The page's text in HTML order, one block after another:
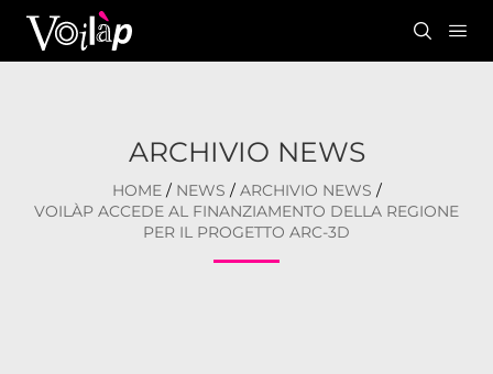
ARCHIVIO NEWS
HOME/ NEWS / ARCHIVIO NEWS /
VOILÀP ACCEDE AL FINANZIAMENTO DELLA REGIONE
PER IL PROGETTO ARC-3D